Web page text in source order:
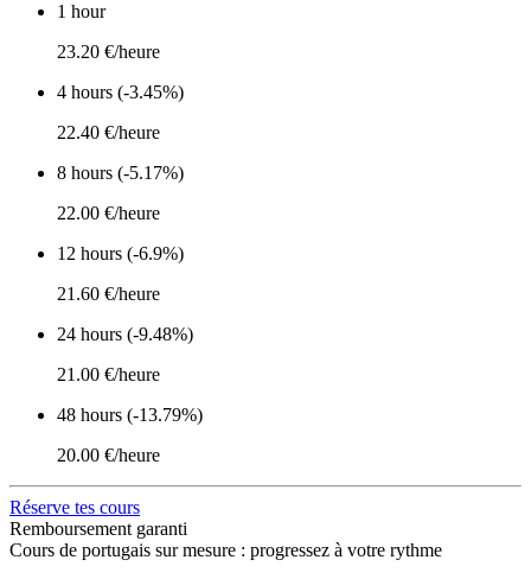
1 hour
23.20 €/heure
4 hours (-3.45%)
22.40 €/heure
8 hours (-5.17%)
22.00 €/heure
12 hours (-6.9%)
21.60 €/heure
24 hours (-9.48%)
21.00 €/heure
48 hours (-13.79%)
20.00 €/heure
Réserve tes cours
Remboursement garanti
Cours de portugais sur mesure : progressez à votre rythme